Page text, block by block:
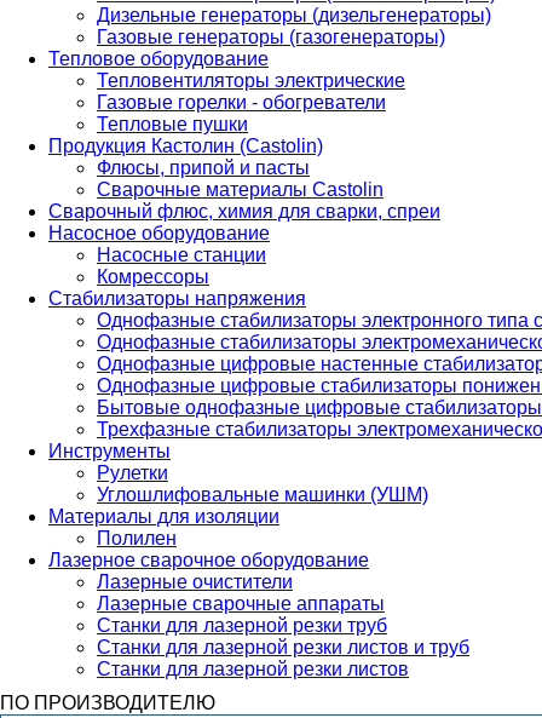
Дизельные генераторы (дизельгенераторы)
Газовые генераторы (газогенераторы)
Тепловое оборудование
Тепловентиляторы электрические
Газовые горелки - обогреватели
Тепловые пушки
Продукция Кастолин (Castolin)
Флюсы, припой и пасты
Сварочные материалы Castolin
Сварочный флюс, химия для сварки, спреи
Насосное оборудование
Насосные станции
Комрессоры
Стабилизаторы напряжения
Однофазные стабилизаторы электронного
Однофазные стабилизаторы
Однофазные цифровые настенные
Однофазные цифровые стабилизаторы
Бытовые однофазные цифровые стабилизаторы
Трехфазные стабилизаторы
Инструменты
Рулетки
Углошлифовальные машинки (УШМ)
Материалы для изоляции
Полилен
Лазерное сварочное оборудование
Лазерные очистители
Лазерные сварочные аппараты
Станки для лазерной резки труб
Станки для лазерной резки листов и труб
Станки для лазерной резки листов
ПО ПРОИЗВОДИТЕЛЮ